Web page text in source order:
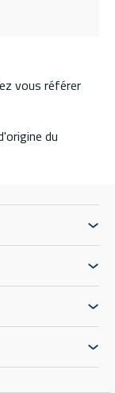
vous référer
du